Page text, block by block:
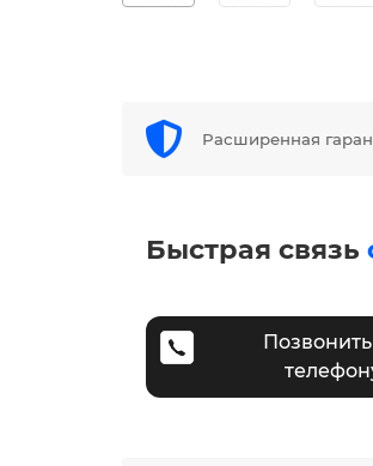
Расширенная
Быстрая связь